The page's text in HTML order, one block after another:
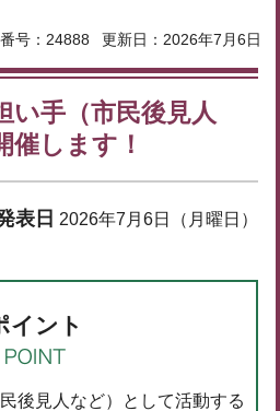
号：24888 更新日：2026年7月6日
い手（市民後見人
催します！
表日 2026年7月6日（月曜日）
イント
後見人など）として活動する